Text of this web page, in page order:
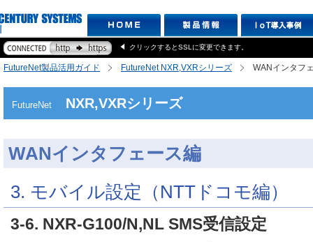
クリックするとSSLに変更できます。
FutureNet製品活用ガイド FutureNet NXR,VXRシリーズ WANインタフ
FutureNet NXR,VXRシリーズ
WANインタフェース編
3. モバイル設定（NTTドコモ編）
3-6. NXR-G100/N,NL SMS受信設定